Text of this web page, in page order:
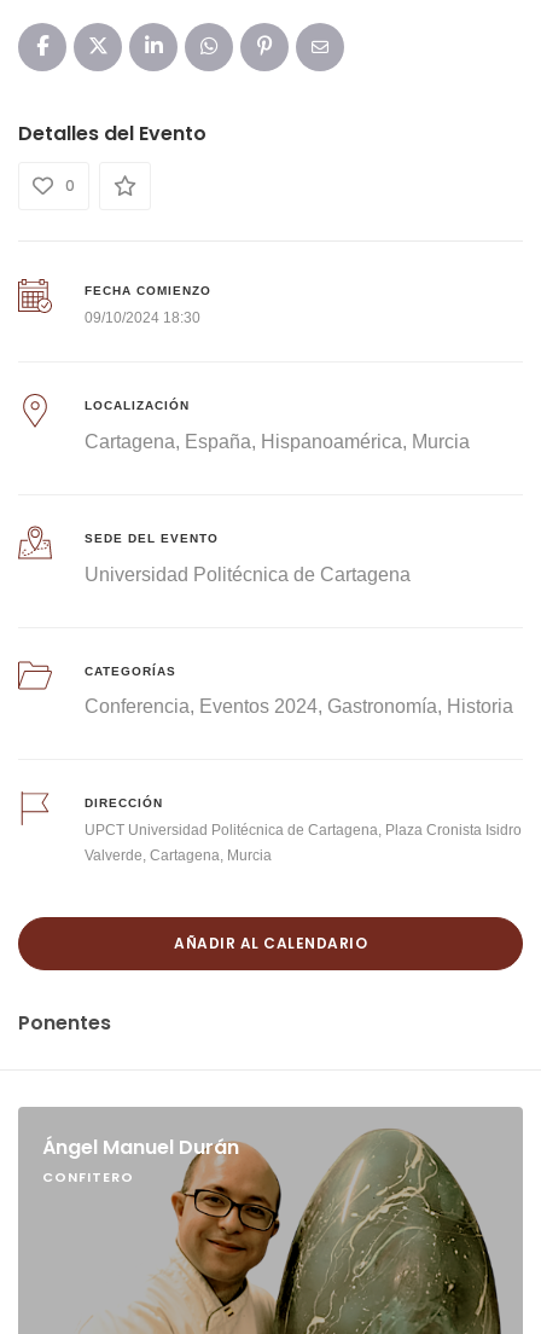
Detalles del Evento
0
FECHA COMIENZO
09/10/2024 18:30
LOCALIZACIÓN
Cartagena España Hispanoamérica Murcia
SEDE DEL EVENTO
Universidad Politécnica de Cartagena
CATEGORÍAS
Conferencia Eventos 2024 Gastronomía Historia
DIRECCIÓN
UPCT Universidad Politécnica de Cartagena, Plaza Cronista Isidro
Valverde, Cartagena, Murcia
AÑADIR AL CALENDARIO
Ponentes
Ángel Manuel Durán
CONFITERO